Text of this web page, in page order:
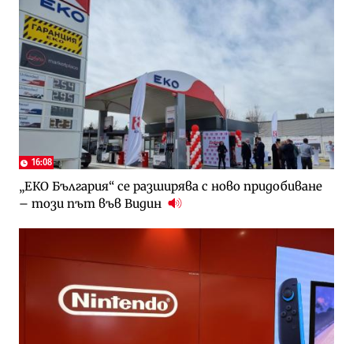
16:08
„ЕКО България“ се разширява с ново придобиване
– този път във Видин